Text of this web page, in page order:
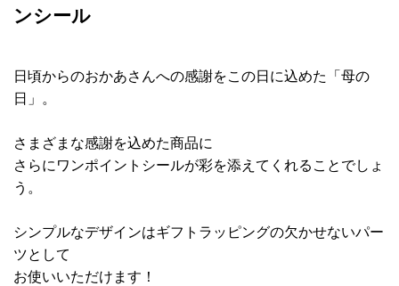
ンシール
日頃からのおかあさんへの感謝をこの日に込めた「母の
日」。
さまざまな感謝を込めた商品に
さらにワンポイントシールが彩を添えてくれることでしょ
う。
シンプルなデザインはギフトラッピングの欠かせないパー
ツとして
お使いいただけます！